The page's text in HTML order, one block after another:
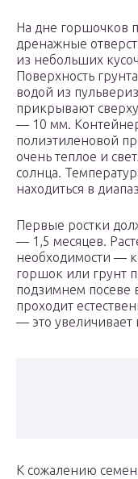
На дне горшочков
дренажные
из небольших
Поверхность
водой из
прикрывают
— 10 мм.
полиэтиленовой
очень теплое и
солнца.
находиться в
Первые ростки
— 1,5 месяцев.
необходимости —
горшок или грунт
подзимнем посеве
проходит
— это увеличивает
К сожалению